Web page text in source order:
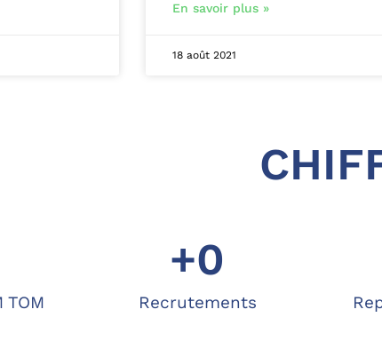
En savoir plus »
18 août 2021
TOM Recrutements
+0